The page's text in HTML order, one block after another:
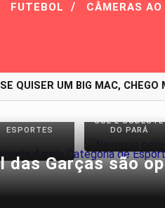
FUTEBOL / CÂMERAS AO
QUISER UM BIG MAC, CHEGO
ESPORTES
SUL E SUDESTE
DO PARÁ
Garças são